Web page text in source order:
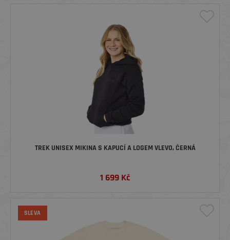
TREK UNISEX MIKINA S KAPUCÍ A LOGEM VLEVO, ČERNÁ
1 699 Kč
SLEVA